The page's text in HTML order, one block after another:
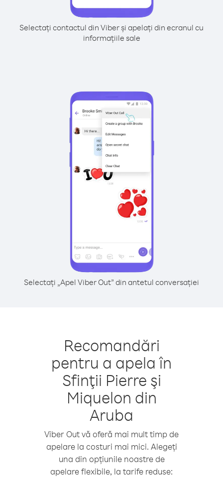
Selectați contactul din Viber și apelați din ecranul cu
informațiile sale
Selectați „Apel Viber Out” din antetul conversației
Recomandări
pentru a apela în
Sfinţii Pierre şi
Miquelon din
Aruba
Viber Out vă oferă mai mult timp de
apelare la costuri mai mici. Alegeți
una din opțiunile noastre de
apelare flexibile, la tarife reduse: